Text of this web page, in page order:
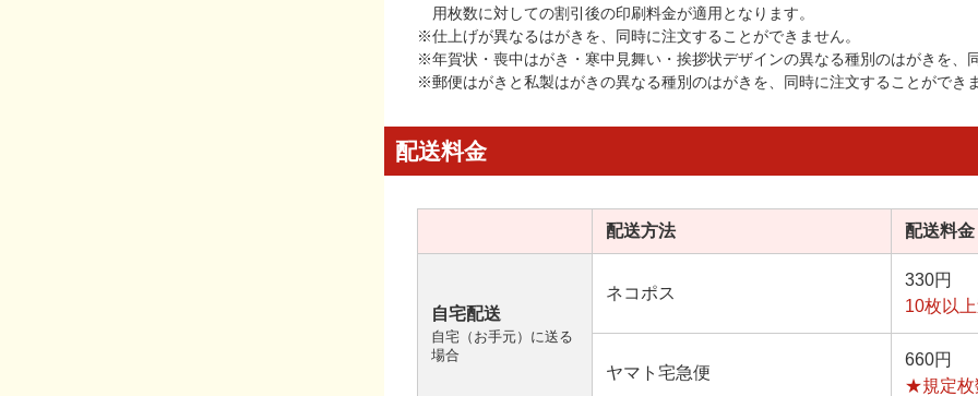
用枚数に対しての割引後の印刷料金が適用となります。
※仕上げが異なるはがきを、同時に注文することができません。
※年賀状・喪中はがき・寒中見舞い・挨拶状デザインの異なる種別のはがきを、
※郵便はがきと私製はがきの異なる種別のはがきを、同時に注文することができま
配送料金
配送方法 配送料金
自宅配送
自宅（お手元）に送る
場合
ネコポス
330円
10枚以
ヤマト宅急便
660円
★規定枚